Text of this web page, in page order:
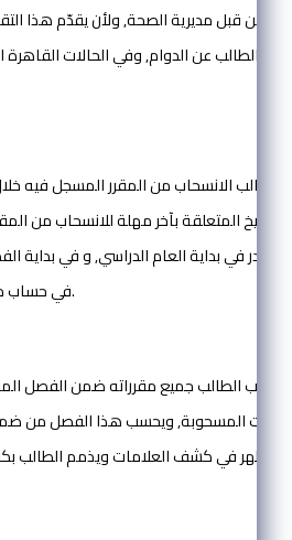
من قبل مديرية الصحة, ولأن يقدّم هذا
الطالب عن الدوام, وفي الحالات
للطالب الانسحاب من المقرر المسجل فيه
يصدر في بداية العام الدراسي, و في بداية
الطالب على تقدير منسحب (W) في حساب معدله التراكمي.
سحب الطالب جميع مقرراته ضمن الفصل